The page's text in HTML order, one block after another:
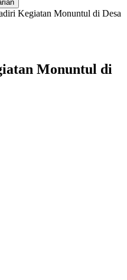
Kegiatan Monuntul di Desa
Monuntul di